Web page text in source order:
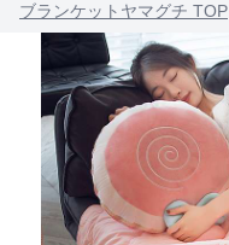
ブランケットヤマグチ TOP